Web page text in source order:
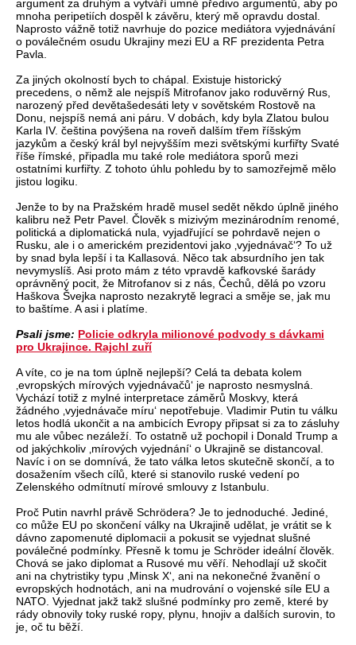
argument za druhým a vytváří umné předivo argumentů, aby po
mnoha peripetiích dospěl k závěru, který mě opravdu dostal.
Naprosto vážně totiž navrhuje do pozice mediátora vyjednávání
o poválečném osudu Ukrajiny mezi EU a RF prezidenta Petra
Pavla.
Za jiných okolností bych to chápal. Existuje historický
precedens, o němž ale nejspíš Mitrofanov jako roduvěrný Rus,
narozený před devětašedesáti lety v sovětském Rostově na
Donu, nejspíš nemá ani páru. V dobách, kdy byla Zlatou bulou
Karla IV. čeština povýšena na roveň dalším třem říšským
jazykům a český král byl nejvyšším mezi světskými kurfiřty Svaté
říše římské, připadla mu také role mediátora sporů mezi
ostatními kurfiřty. Z tohoto úhlu pohledu by to samozřejmě mělo
jistou logiku.
Jenže to by na Pražském hradě musel sedět někdo úplně jiného
kalibru než Petr Pavel. Člověk s mizivým mezinárodním renomé,
politická a diplomatická nula, vyjadřující se pohrdavě nejen o
Rusku, ale i o americkém prezidentovi jako ‚vyjednávač‘? To už
by snad byla lepší i ta Kallasová. Něco tak absurdního jen tak
nevymyslíš. Asi proto mám z této vpravdě kafkovské šarády
oprávněný pocit, že Mitrofanov si z nás, Čechů, dělá po vzoru
Haškova Švejka naprosto nezakrytě legraci a směje se, jak mu
to baštíme. A asi i platíme.
Psali jsme: Policie odkryla milionové podvody s dávkami
pro Ukrajince. Rajchl zuří
A víte, co je na tom úplně nejlepší? Celá ta debata kolem
‚evropských mírových vyjednávačů‘ je naprosto nesmyslná.
Vychází totiž z mylné interpretace záměrů Moskvy, která
žádného ‚vyjednávače míru‘ nepotřebuje. Vladimir Putin tu válku
letos hodlá ukončit a na ambicích Evropy připsat si za to zásluhy
mu ale vůbec nezáleží. To ostatně už pochopil i Donald Trump a
od jakýchkoliv ‚mírových vyjednání‘ o Ukrajině se distancoval.
Navíc i on se domnívá, že tato válka letos skutečně skončí, a to
dosažením všech cílů, které si stanovilo ruské vedení po
Zelenského odmítnutí mírové smlouvy z Istanbulu.
Proč Putin navrhl právě Schrödera? Je to jednoduché. Jediné,
co může EU po skončení války na Ukrajině udělat, je vrátit se k
dávno zapomenuté diplomacii a pokusit se vyjednat slušné
poválečné podmínky. Přesně k tomu je Schröder ideální člověk.
Chová se jako diplomat a Rusové mu věří. Nehodlají už skočit
ani na chytristiky typu ‚Minsk X‘, ani na nekonečné žvanění o
evropských hodnotách, ani na mudrování o vojenské síle EU a
NATO. Vyjednat jakž takž slušné podmínky pro země, které by
rády obnovily toky ruské ropy, plynu, hnojiv a dalších surovin, to
je, oč tu běží.